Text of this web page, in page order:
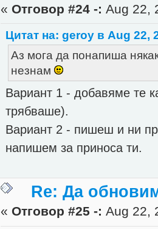
« Отговор #24 -: Aug 22,
Цитат на: geroy в Aug 22,
Аз мога да понапиша
незнам
Вариант 1 - добавяме те
трябваше).
Вариант 2 - пишеш и ни
напишем за приноса ти.
Re: Да
« Отговор #25 -: Aug 22,